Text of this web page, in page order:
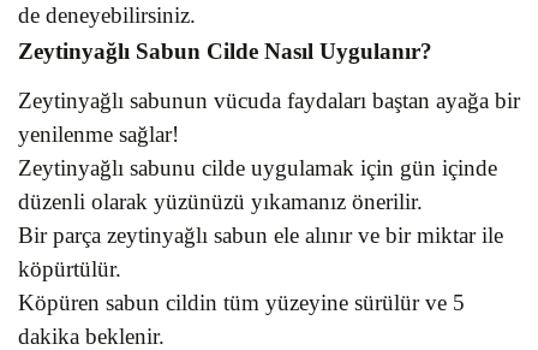
de deneyebilirsiniz.
Zeytinyağlı Sabun Cilde Nasıl Uygulanır?
Zeytinyağlı sabunun vücuda faydaları baştan ayağa bir
yenilenme sağlar!
Zeytinyağlı sabunu cilde uygulamak için gün içinde
düzenli olarak yüzünüzü yıkamanız önerilir.
Bir parça zeytinyağlı sabun ele alınır ve bir miktar ile
köpürtülür.
Köpüren sabun cildin tüm yüzeyine sürülür ve 5
dakika beklenir.